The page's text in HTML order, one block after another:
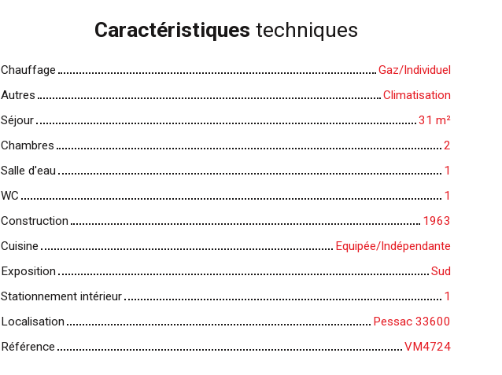
Caractéristiques techniques
Chauffage
Gaz/Individuel
Autres
Climatisation
Séjour
31 m²
Chambres
2
Salle d'eau
1
WC
1
Construction
1963
Cuisine
Equipée/Indépendante
Exposition
Sud
Stationnement intérieur
1
Localisation
Pessac 33600
Référence
VM4724